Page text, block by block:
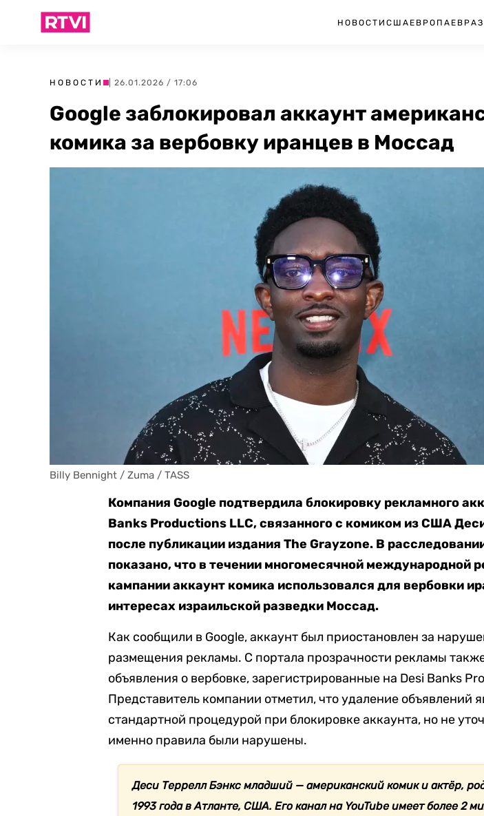
НОВОСТИ США ЕВРОПА
НОВОСТИ | 26.01.2026 / 17:06
Google заблокировал аккаунт
комика за вербовку иранцев в Моссад
Billy Bennight / Zuma / TASS
Компания Google подтвердила блокировку рекламного
Banks Productions LLC, связанного с комиком из США
после публикации издания The Grayzone. В
показано, что в течении многомесячной международной
кампании аккаунт комика использовался для вербовки
интересах израильской разведки Моссад.
Как сообщили в Google, аккаунт был приостановлен за
размещения рекламы. С портала прозрачности рекламы
объявления о вербовке, зарегистрированные на Desi Banks
Представитель компании отметил, что удаление объявлений
стандартной процедурой при блокировке аккаунта, но не
именно правила были нарушены.
Деси Террелл Бэнкс младший — американский комик и актёр,
1993 года в Атланте, США. Его канал на YouTube имеет более 2